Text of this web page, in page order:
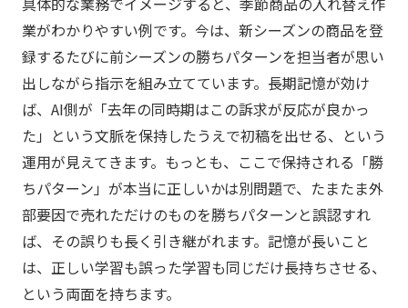
業がわかりやすい例です。今は、新シーズンの商品を登
録するたびに前シーズンの勝ちパターンを担当者が思い
出しながら指示を組み立てています。長期記憶が効け
ば、AI側が「去年の同時期はこの訴求が反応が良かっ
た」という文脈を保持したうえで初稿を出せる、という
運用が見えてきます。もっとも、ここで保持される「勝
ちパターン」が本当に正しいかは別問題で、たまたま外
部要因で売れただけのものを勝ちパターンと誤認すれ
ば、その誤りも長く引き継がれます。記憶が長いこと
は、正しい学習も誤った学習も同じだけ長持ちさせる、
という両面を持ちます。